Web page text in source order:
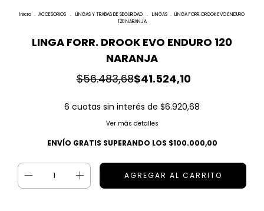
Inicio . ACCESORIOS . LINGAS Y TRABAS DE SEGURIDAD . LINGAS . LINGA FORR. DROOK EVO ENDURO
120 NARANJA
LINGA FORR. DROOK EVO ENDURO 120
NARANJA
$41.524,10
$56.483,68
6 cuotas sin interés de $6.920,68
Ver más detalles
ENVÍO GRATIS SUPERANDO LOS $100.000,00